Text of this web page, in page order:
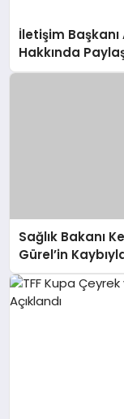
İletişim
Hakkında
Sağlık Bakanı
Gürel’in